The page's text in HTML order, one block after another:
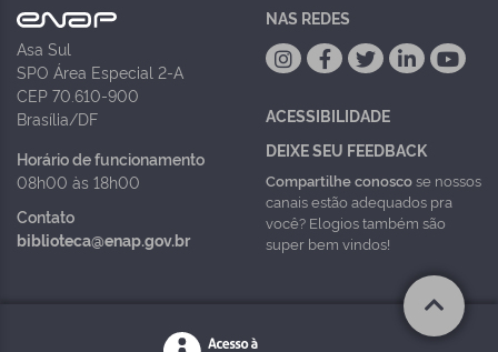
Asa Sul
SPO Área Especial 2-A
CEP 70.610-900
Brasília/DF
Horário de funcionamento
08h00 às 18h00
Contato
biblioteca@enap.gov.br
NAS REDES
ACESSIBILIDADE
DEIXE SEU FEEDBACK
Compartilhe conoscose nossos
canais estão adequados pra
você? Elogios também são
super bem vindos!